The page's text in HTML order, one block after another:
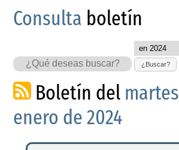
Consulta boletín
¿Buscar?
Boletín del
enero de 2024